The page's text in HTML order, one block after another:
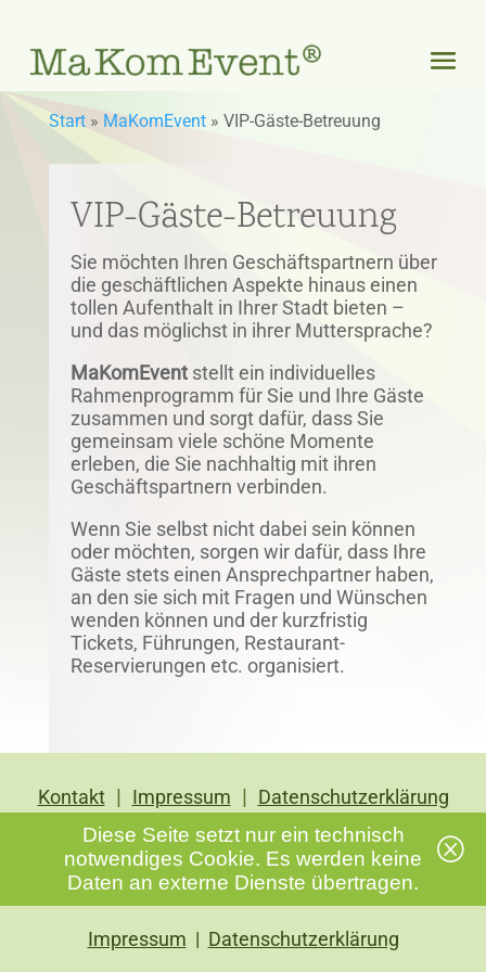
Start» MaKomEvent» VIP-Gäste-Betreuung
VIP-Gäste-Betreuung
Sie möchten Ihren Geschäftspartnern über
die geschäftlichen Aspekte hinaus einen
tollen Aufenthalt in Ihrer Stadt bieten –
und das möglichst in ihrer Muttersprache?
MaKomEventstellt ein individuelles
Rahmenprogramm für Sie und Ihre Gäste
zusammen und sorgt dafür, dass Sie
gemeinsam viele schöne Momente
erleben, die Sie nachhaltig mit ihren
Geschäftspartnern verbinden.
Wenn Sie selbst nicht dabei sein können
oder möchten, sorgen wir dafür, dass Ihre
Gäste stets einen Ansprechpartner haben,
an den sie sich mit Fragen und Wünschen
wenden können und der kurzfristig
Tickets, Führungen, Restaurant-
Reservierungen etc. organisiert.
Kontakt| Impressum | Datenschutzerklärung
Diese Seite setzt nur ein technisch
notwendiges Cookie. Es werden keine
Daten an externe Dienste übertragen.
Impressum | Datenschutzerklärung
Q